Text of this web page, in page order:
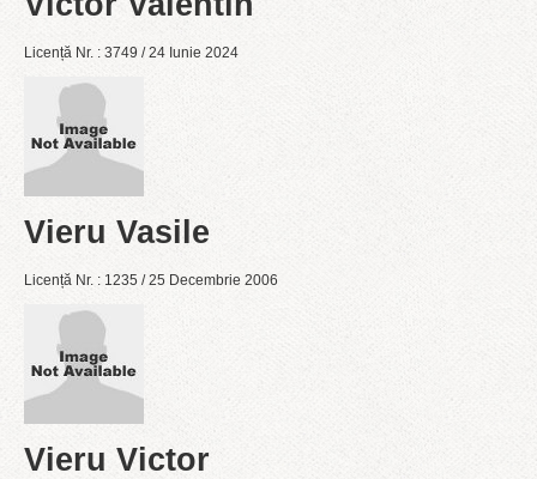
Licență Nr. : 3749 / 24 Iunie 2024
Vieru Vasile
Licență Nr. : 1235 / 25 Decembrie 2006
Vieru Victor